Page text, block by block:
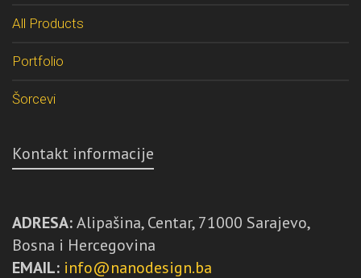
All Products
Portfolio
Šorcevi
Kontakt informacije
ADRESA:Alipašina, Centar, 71000 Sarajevo,
Bosna i Hercegovina
EMAIL: info@nanodesign.ba